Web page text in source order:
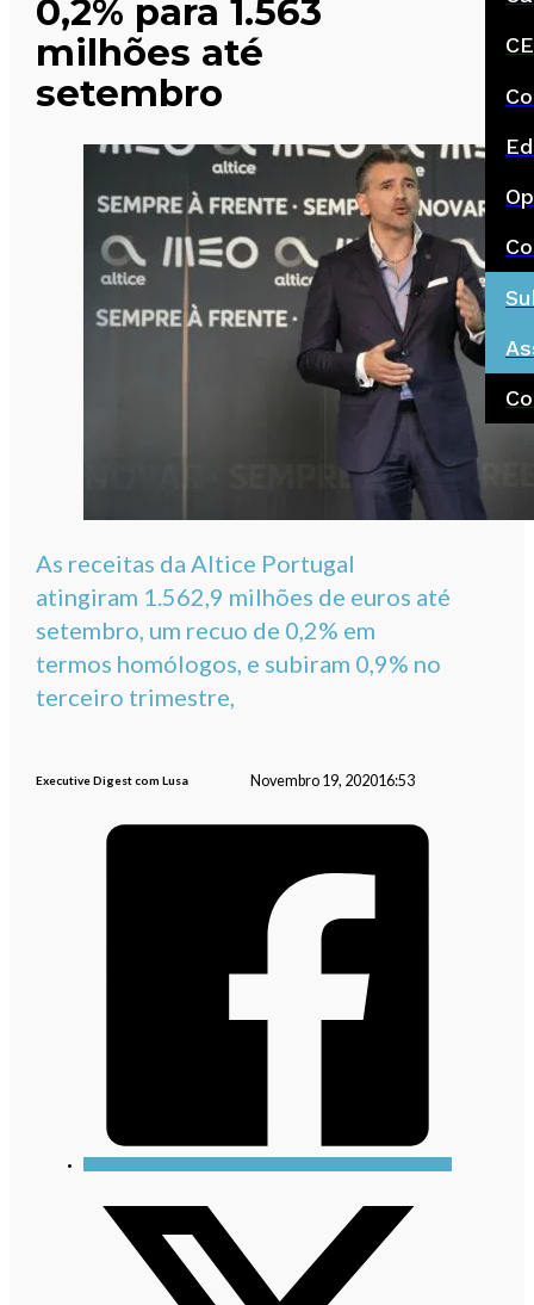
0,2% para 1.563
milhões até
setembro
As receitas da Altice Portugal
atingiram 1.562,9 milhões de euros até
setembro, um recuo de 0,2% em
termos homólogos, e subiram 0,9% no
terceiro trimestre,
Executive Digest com Lusa Novembro 19, 202016:53